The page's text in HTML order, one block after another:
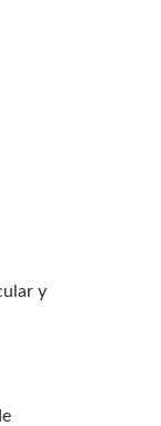
y